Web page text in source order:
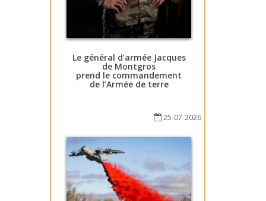
Le général d’armée Jacques
de Montgros
prend le commandement
de l’Armée de terre
25-07-2026